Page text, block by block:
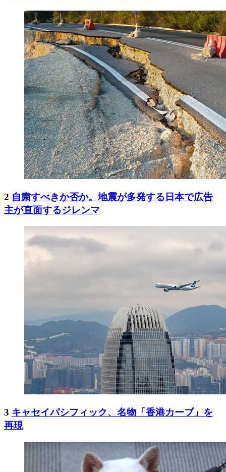
2 自粛すべきか否か。地震が多発する日本で広告
主が直面するジレンマ
3 キャセイパシフィック、名物「香港カーブ」を
再現